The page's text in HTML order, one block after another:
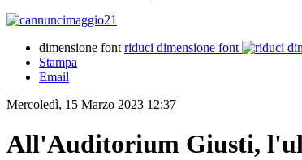
dimensione font riduci dimensione font
Stampa
Email
Mercoledì, 15 Marzo 2023 12:37
All'Auditorium Giusti,